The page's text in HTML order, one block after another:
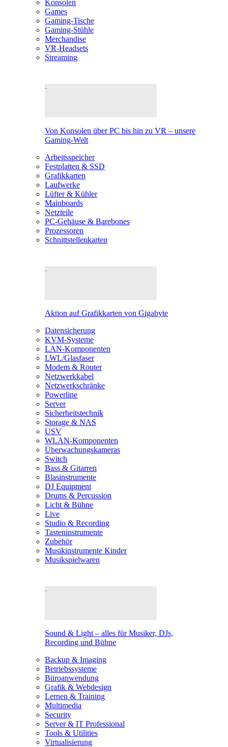
Konsolen
Games
Gaming-Tische
Gaming-Stühle
Merchandise
VR-Headsets
Streaming
Von Konsolen über PC bis hin zu VR – unsere
Gaming-Welt
Arbeitsspeicher
Festplatten & SSD
Grafikkarten
Laufwerke
Lüfter & Kühler
Mainboards
Netzteile
PC-Gehäuse & Barebones
Prozessoren
Schnittstellenkarten
Aktion auf Grafikkarten von Gigabyte
Datensicherung
KVM-Systeme
LAN-Komponenten
LWL/Glasfaser
Modem & Router
Netzwerkkabel
Netzwerkschränke
Powerline
Server
Sicherheitstechnik
Storage & NAS
USV
WLAN-Komponenten
Überwachungskameras
Switch
Bass & Gitarren
Blasinstrumente
DJ Equipment
Drums & Percussion
Licht & Bühne
Live
Studio & Recording
Tasteninstrumente
Zubehör
Musikinstrumente Kinder
Musikspielwaren
Sound & Light – alles für Musiker, DJs,
Recording und Bühne
Backup & Imaging
Betriebssysteme
Büroanwendung
Grafik & Webdesign
Lernen & Training
Multimedia
Security
Server & IT Professional
Tools & Utilities
Virtualisierung